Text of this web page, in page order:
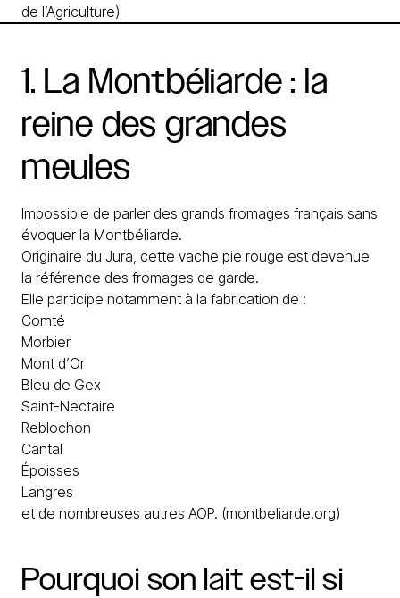
de l’Agriculture)
1. La Montbéliarde : la
reine des grandes
meules
Impossible de parler des grands fromages français sans
évoquer la Montbéliarde.
Originaire du Jura, cette vache pie rouge est devenue
la référence des fromages de garde.
Elle participe notamment à la fabrication de :
Comté
Morbier
Mont d’Or
Bleu de Gex
Saint-Nectaire
Reblochon
Cantal
Époisses
Langres
et de nombreuses autres AOP. (montbeliarde.org)
Pourquoi son laitest-ilsi